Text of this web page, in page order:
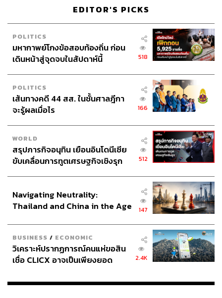
ปัจจัยทั้ง 4 ด้านที่กล่าวมานั้นล้วนมีความเชื่อมโยงและส่ง
เสริมกันและกัน เช่น ความก้าวหน้าทางเทคโนโลยีจะช่วย
เพิ่มประสิทธิภาพการผลิตและสร้างสรรค์ผลิตภัณฑ์ใหม่ๆ ใน
ขณะที่การลงทุนด้านโครงสร้างพื้นฐานของภาครัฐจะช่วย
รองรับกิจกรรมทางเศรษฐกิจที่ทันสมัย และเพิ่มช่องทางในรูป
แบบใหม่ๆ ในการเข้าถึงตลาดได้มากขึ้น เป็นต้น ทั้งหมดนี้จึง
เป็นตัวแปรสำคัญต่อการเติบโตทางเศรษฐกิจของจีนอย่างต่อ
เนื่อง
ทั้งนี้ ศ. ดร.หลินอี้ฟู ยอมรับว่า เศรษฐกิจของจีนต้องเผชิญกับ
อุปสรรคต่างๆ อย่างหนักหน่วงในช่วงที่ผ่านมา เช่น ความ
ตึงเครียดทางการค้ากับสหรัฐฯ เศรษฐกิจโลกที่ชะลอตัว และ
ความท้าทายด้านโครงสร้างประชากรสูงอายุ แต่ก็ยังคง
อย่างไรก็ตามคำทำนายในเชิงบวกและเต็มไปด้วยความหวัง
บางคนโต้แย้งว่า การชะลอตัวของจีนอาจยืดเยื้อเกินกว่าที่ ศ.
ดร.หลินอี้ฟู เคยคาดการณ์ไว้ และจีนยังคงมีปัญหาเศรษฐกิจที่
ฝังรากลึก เช่น ช่องว่างทางรายได้ของจีนที่เพิ่มขึ้น รวมทั้ง
ปัจจัยจากภายนอกที่รุมเร้าเข้ามากระทบ โดยเฉพาะความ
EDITOR'S PICKS
POLITICS
มหากาพย์โกงข้อสอบท้องถิ่น ก่อน
เดินหน้าสู่จุดจบในสัปดาห์นี้
518
POLITICS
เส้นทางคดี 44 สส. ในชั้นศาลฎีกา
จะรู้ผลเมื่อไร
166
WORLD
สรุปภารกิจอนุทิน เยือนอินโดนีเซีย
ขับเคลื่อนการทูตเศรษฐกิจเชิงรุก
512
Navigating Neutrality:
Thailand and China in the Age
147
BUSINESS / ECONOMIC
วิเคราะห์ปรากฏการณ์คนแห่ขอสิน
เชื่อ CLICX อาจเป็นเพียงยอด
เรือนไทยที่ถูกซุกไว้
2.4K